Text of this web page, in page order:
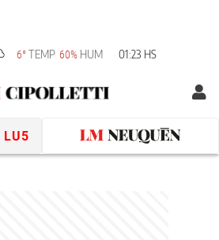
6° TEMP 60% HUM 01:23 HS
LU5